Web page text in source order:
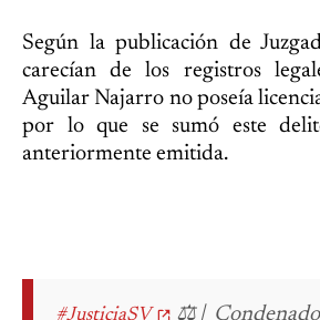
Según la publicación de
carecían de los registros
Aguilar Najarro no poseía
por lo que se sumó este
anteriormente emitida.
#JusticiaSV ⚖|